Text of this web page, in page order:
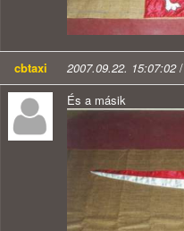
cbtaxi 2007.09.22. 15:07:02/
És a másik